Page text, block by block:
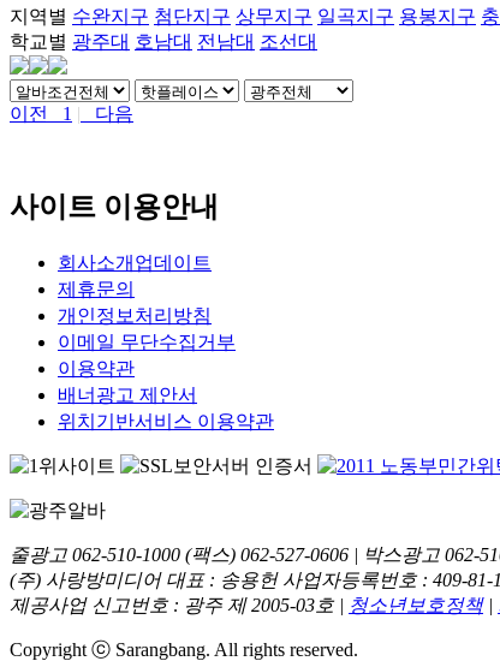
지역별 수완지구 첨단지구 상무지구 일곡지구 용봉지구
학교별 광주대 호남대 전남대 조선대
이전 1 | 다음
사이트 이용안내
회사소개 업데이트
제휴문의
개인정보처리방침
이메일 무단수집거부
이용약관
배너광고 제안서
위치기반서비스 이용약관
줄광고 062-510-1000 (팩스) 062-527-0606 | 박스광고 062-
(주) 사랑방미디어 대표 : 송용헌 사업자등록번호 : 409-
제공사업 신고번호 : 광주 제 2005-03호 | 청소년보호정책|
Copyright ⓒ Sarangbang. All rights reserved.